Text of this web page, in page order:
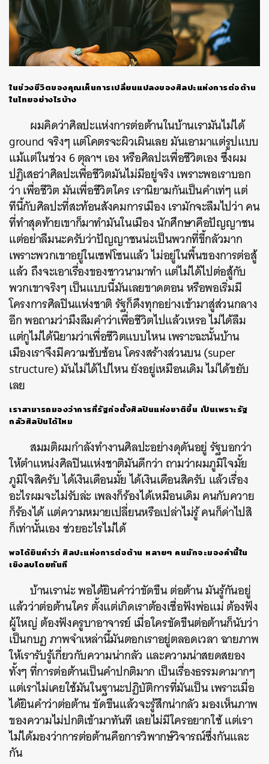
ในช่วงชีวิตของคุณเห็นการเปลี่ยนแปลงของศิลปะแห่งการต่อต้าน
ในไทยอย่างไรบ้าง
ผมคิดว่าศิลปะแห่งการต่อต้านในบ้านเรามันไม่ได้
ground จริงๆแต่โคตรจะผิวเผินเลยมันเอามาแต่รูปแบบ
แม้แต่ในช่วง 6ตุลาฯ เองหรือศิลปะเพื่อชีวิตเองซึ่งผม
ปฏิเสธว่าศิลปะเพื่อชีวิตมันไม่มีอยู่จริงเพราะพอเราบอก
ว่าเพื่อชีวิตมันเพื่อชีวิตใครเรานิยามกันเป็นคำเท่ๆแต่
ทีนี้กับศิลปะที่สะท้อนสังคมการเมืองเรามักจะลืมไปว่าคน
ที่ทำสุดท้ายเขาก็มาทำมันในเมืองนักศึกษาคือปัญญาชน
แต่อย่าลืมนะครับว่าปัญญาชนน่ะเป็นพวกที่ขี้กลัวมาก
เพราะพวกเขาอยู่ในเซฟโซนแล้วไม่อยู่ในพื้นของการต่อสู้
แล้ว ถึงจะเอาเรื่องของชาวนามาทำ แต่ไม่ได้ไปต่อสู้กับ
พวกเขาจริงๆเป็นแบบนี้มันเลยขาดตอนหรือพอเริ่มมี
โครงการศิลปินแห่งชาติรัฐก็ดึงทุกอย่างเข้ามาสู่ส่วนกลาง
อีกพอถามว่ามึงลืมคำว่าเพื่อชีวิตไปแล้วเหรอไม่ได้ลืม
แต่กูไม่ได้นิยามว่าเพื่อชีวิตแบบไหนเพราะฉะนั้นบ้าน
เมืองเราจึงมีความซับซ้อนโครงสร้างส่วนบน(super
structure)มันไม่ได้ไปไหนยังอยู่เหมือนเดิมไม่ได้ขยับ
เลย
เราสามารถมองว่าการที่รัฐก่อตั้งศิลปินแห่งชาติขึ้น เป็นเพราะรัฐ
กลัวศิลปินได้ไหม
สมมติผมกำลังทำงานศิลปะอย่างดุดันอยู่รัฐบอกว่า
ให้ตำแหน่งศิลปินแห่งชาติมันดีกว่า ถามว่าผมภูมิใจมั้ย
ภูมิใจสิครับได้เงินเดือนมั้ยได้เงินเดือนสิครับ แล้วเรื่อง
อะไรผมจะไม่รับล่ะ เพลงก็ร้องได้เหมือนเดิมคนกับควาย
ก็ร้องได้แต่ความหมายเปลี่ยนหรือเปล่าไม่รู้คนก็ด่าไปสิ
ก็เท่านั้นเองช่วยอะไรไม่ได้
พอได้ยินคำว่า ศิลปะแห่งการต่อต้าน หลายๆ คนมักจะมองคำนี้ใน
เชิงลบโดยทันที
บ้านเราน่ะพอได้ยินคำว่าขัดขืนต่อต้านมันรู้กันอยู่
แล้วว่าต่อต้านใครตั้งแต่เกิดเราต้องเชื่อฟังพ่อแม่ต้องฟัง
ผู้ใหญ่ต้องฟังครูบาอาจารย์เมื่อใครขัดขืนต่อต้านก็นับว่า
เป็นกบฏภาพจำเหล่านี้มันตอกเราอยู่ตลอดเวลาฉายภาพ
ให้เรารับรู้เกี่ยวกับความน่ากลัว และความน่าสยดสยอง
ทั้งๆที่การต่อต้านเป็นคำปกติมาก เป็นเรื่องธรรมดามากๆ
แต่เราไม่เคยใช้มันในฐานะปฏิบัติการที่มันเป็นเพราะเมื่อ
ได้ยินคำว่าต่อต้านขัดขืนแล้วจะรู้สึกน่ากลัวมองเห็นภาพ
ของความไม่ปกติเข้ามาทันที เลยไม่มีใครอยากใช้แต่เรา
ไม่ได้มองว่าการต่อต้านคือการวิพากษ์วิจารณ์ซึ่งกันและ
กัน